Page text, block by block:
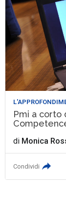
Pmi a corto
di Monica
Condividi